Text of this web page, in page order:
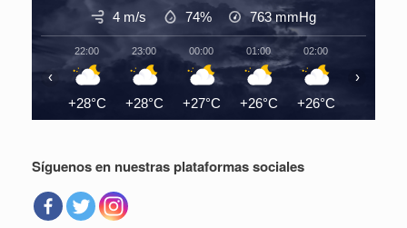
4 m/s 74% 763mmHg
22:00
+28°C
23:00
+28°C
00:00
+27°C
01:00
+26°C
02:00
+26°C
‹ ›
Síguenos en nuestras plataformas sociales